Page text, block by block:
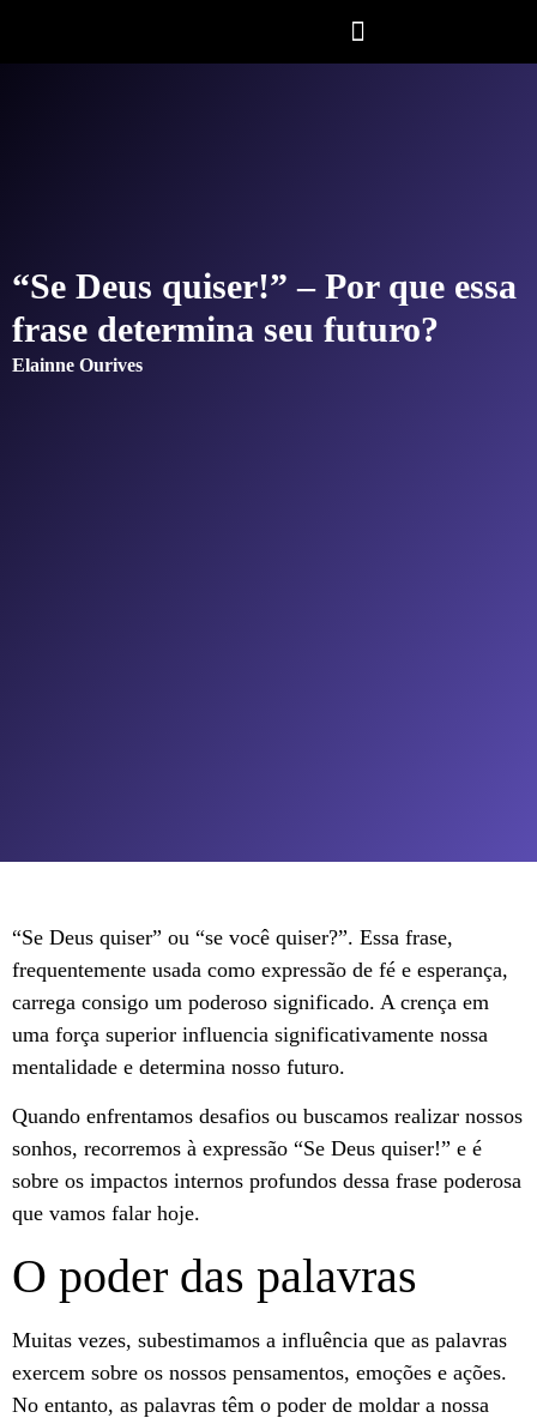
“Se Deus quiser!” – Por que essa
frase determina seu futuro?
Elainne Ourives
“Se Deus quiser” ou “se você quiser?”. Essa frase,
frequentemente usada como expressão de fé e esperança,
carrega consigo um poderoso significado. A crença em
uma força superior influencia significativamente nossa
mentalidade e determina nosso futuro.
Quando enfrentamos desafios ou buscamos realizar nossos
sonhos, recorremos à expressão “Se Deus quiser!” e é
sobre os impactos internos profundos dessa frase poderosa
que vamos falar hoje.
O poder das palavras
Muitas vezes, subestimamos a influência que as palavras
exercem sobre os nossos pensamentos, emoções e ações.
No entanto, as palavras têm o poder de moldar a nossa